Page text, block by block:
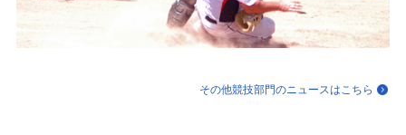
その他競技部門のニュースはこちら